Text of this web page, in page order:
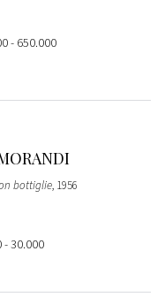
- 650.000
bottiglie, 1956
- 30.000